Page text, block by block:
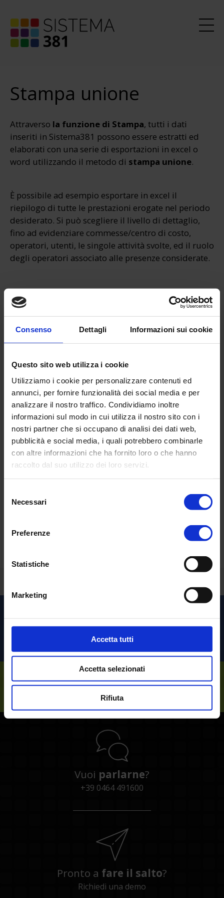
Consenso Dettagli Informazioni sui cookie
Questo sito web utilizza i cookie
Utilizziamo i cookie per personalizzare contenuti ed
annunci, per fornire funzionalità dei social media e per
analizzare il nostro traffico. Condividiamo inoltre
informazioni sul modo in cui utilizza il nostro sito con i
nostri partner che si occupano di analisi dei dati web,
pubblicità e social media, i quali potrebbero combinarle
con altre informazioni che ha fornito loro o che hanno
raccolto dal suo utilizzo dei loro servizi.
delNecessari
Preferenze
Statistiche
Marketing
Accetta tutti
Accetta selezionati
Rifiuta
Stampa unione
Attraverso la funzione di Stampa, tutti i dati
inseriti in Sistema381 possono essere estratti ed
elaborati con una serie di esportazioni in excel o
word utilizzando il metodo di stampa unione.
È possibile ad esempio esportare in excel il
riepilogo di tutte le prestazioni erogate nel periodo
desiderato. Si può scegliere il livello di dettaglio,
fino ad evidenziare commesse/centro di costo,
operatori, utenti, le singole attività svolte, ed il ruolo
degli operatori associato alle presenze considerate.
Questa funzionalità viene utilizzata per produrre i
report sulle prestazioni erogate
necessari al
committente e per il controllo di gestione con
possibile integrazione verso un software di
contabilità.
Richiedi una
demo personalizzata .
Scopri le altre soluzioni per
Sempre al tuo
Vuoi parlarne?
+39 0464 491600
Pronto a fare il salto?
Richiedi una demo